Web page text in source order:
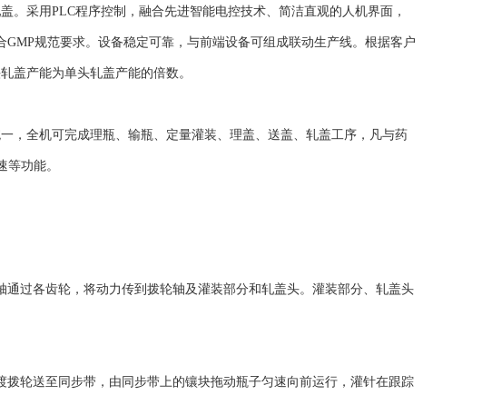
采用PLC程序控制，融合先进智能电控技术、简洁直观的人机界面，
规范要求。设备稳定可靠，与前端设备可组成联动生产线。根据客户
盖产能为单头轧盖产能的倍数。
全机可完成理瓶、输瓶、定量灌装、理盖、送盖、轧盖工序，凡与药
功能。
各齿轮，将动力传到拨轮轴及灌装部分和轧盖头。灌装部分、轧盖头
送至同步带，由同步带上的镶块拖动瓶子匀速向前运行，灌针在跟踪